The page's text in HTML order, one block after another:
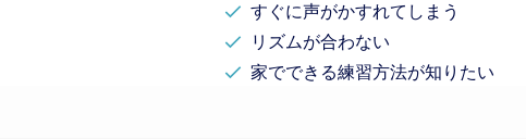
すぐに声がかすれてしまう
リズムが合わない
家でできる練習方法が知りたい